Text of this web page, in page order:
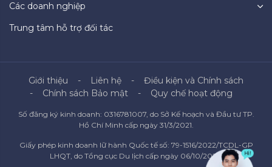
Các doanh nghiệp
Trung tâm hỗ trợ đối tác
Giới thiệu Liên hệ
Điều kiện và Chính sách
Chính sách Bảo mật
Quy chế hoạt động
Số đăng ký kinh doanh: 0316781007, do Sở Kế hoạch và Đầu tư TP.
Hồ Chí Minh cấp ngày 31/3/2021.
Giấy phép kinh doanh lữ hành Quốc tế số: 79-1516/2022/TCDL-GP
LHQT, do Tổng cục Du lịch cấp ngày 06/10/2022.